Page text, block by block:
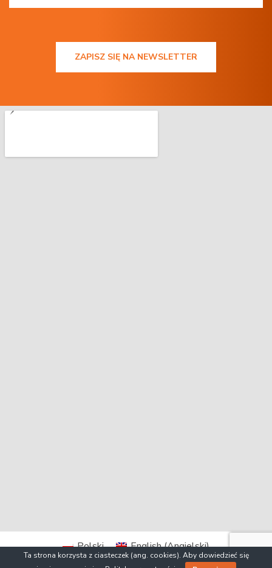
ZAPISZ SIĘ NA NEWSLETTER
Ta strona korzysta z ciasteczek (ang. cookies). Aby dowiedzieć się
Polski English(Angielski)